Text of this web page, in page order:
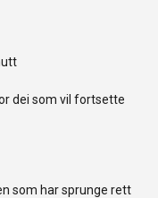
dei som vil fortsette
som har sprunge rett